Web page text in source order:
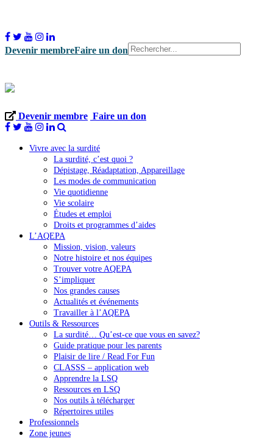
Devenir membreFaire un don
Devenir membre Faire un don
Vivre avec la surdité
La surdité, c’est quoi ?
Dépistage, Réadaptation, Appareillage
Les modes de communication
Vie quotidienne
Vie scolaire
Études et emploi
Droits et programmes d’aides
L’AQEPA
Mission, vision, valeurs
Notre histoire et nos équipes
Trouver votre AQEPA
S’impliquer
Nos grandes causes
Actualités et événements
Travailler à l’AQEPA
Outils & Ressources
La surdité… Qu’est-ce que vous en savez?
Guide pratique pour les parents
Plaisir de lire / Read For Fun
CLASSS – application web
Apprendre la LSQ
Ressources en LSQ
Nos outils à télécharger
Répertoires utiles
Professionnels
Zone jeunes